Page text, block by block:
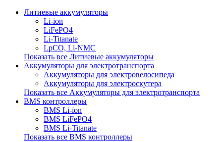
Литиевые аккумуляторы
Li-ion
LiFePO4
Li-Titanate
LpCO, Li-NMC
Показать все Литиевые аккумуляторы
Аккумуляторы для электротранспорта
Аккумуляторы для электровелосипеда
Аккумуляторы для электроскутера
Показать все Аккумуляторы для электротранспорта
BMS контроллеры
BMS Li-ion
BMS LiFePO4
BMS Li-Titanate
Показать все BMS контроллеры